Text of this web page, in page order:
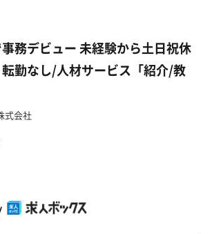
務デビュー 未経験から土日祝休
勤なし/人材サービス「紹介/教
式会社